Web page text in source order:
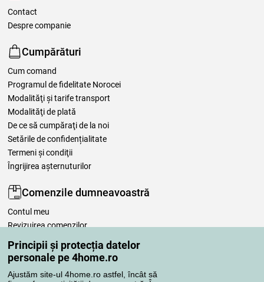
Principii și protecția datelor
personale pe 4home.ro
Ajustăm site-ul 4home.ro astfel, încât să
Contact
Despre companie
Cumpărături
Cum comand
Programul de fidelitate Norocei
Modalităţi şi tarife transport
Modalităţi de plată
De ce să cumpăraţi de la noi
Setările de confidențialitate
Termeni şi condiţii
Îngrijirea așternuturilor
Comenzile dumneavoastră
Contul meu
Revizuirea comenzilor
Reclamaţii
Retragere de la contract
Regulile de procesare a recenziilor